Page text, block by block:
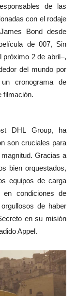
de las
con el rodaje
Bond desde
de 007, Sin
próximo 2 de abril–,
del mundo por
cronograma de
filmación.
DHL Group, ha
son cruciales para
Gracias a
bien orquestados,
equipos de carga
condiciones de
de haber
en su misión
Appel.